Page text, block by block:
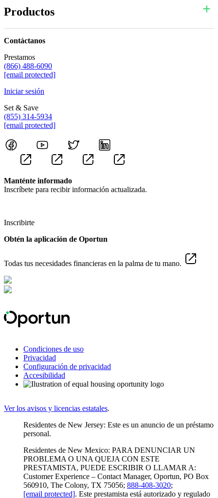
Productos
Contáctanos
Prestamos
(866) 488-6090
[email protected]
Iniciar sesión
Set & Save
(855) 314-5934
[email protected]
Manténte informado
Inscríbete para recibir información actualizada.
Inscribirte
Obtén la aplicación de Oportun
Todas tus necesidades financieras en la palma de tu mano.
Condiciones de uso
Privacidad
Configuración de privacidad
Accesibilidad
Ver los avisos y licencias estatales.
Residentes de New Jersey: Este es un anuncio de un préstamo
personal.
Residentes de New Mexico: PARA DENUNCIAR UN
PROBLEMA O UNA QUEJA CON ESTE
PRESTAMISTA, PUEDE ESCRIBIR O LLAMAR A:
Customer Experience – Contact Manager, Oportun, PO Box
560910, The Colony, TX 75056; 888-408-3020;
[email protected]. Este prestamista está autorizado y regulado